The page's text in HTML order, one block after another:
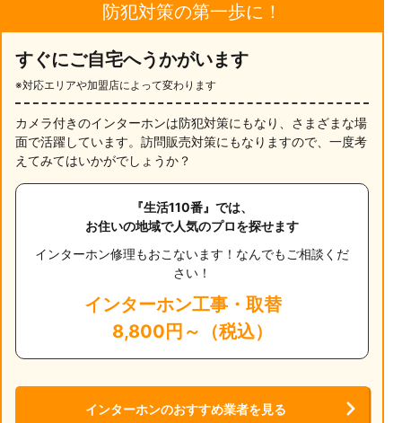
防犯対策の第一歩に！
すぐにご自宅へうかがいます
※対応エリアや加盟店によって変わります
カメラ付きのインターホンは防犯対策にもなり、さまざまな場
面で活躍しています。訪問販売対策にもなりますので、一度考
えてみてはいかがでしょうか？
『生活110番』では、
お住いの地域で人気のプロを探せます
インターホン修理もおこないます！なんでもご相談くだ
さい！
インターホン工事・取替
8,800円～（税込）
インターホンのおすすめ業者を見る